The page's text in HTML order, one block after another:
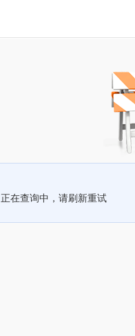
正在查询中，请刷新重试